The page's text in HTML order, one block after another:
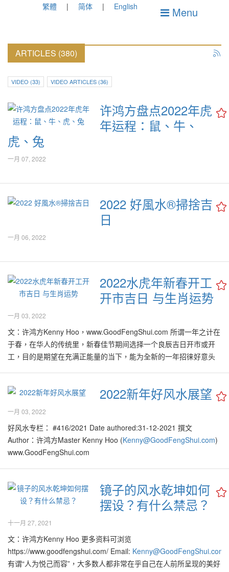
繁體 简体 English Menu
ARTICLES (380)
VIDEO (33) VIDEO ARTICLES (36)
许鸿方盘点2022年虎
年运程：鼠、牛、
虎、兔
一月 07, 2022
2022 好風水®️掃捨吉
日
一月 06, 2022
2022水虎年新春开工
开市吉日 与生肖运势
一月 03, 2022
文：许鸿方Kenny Hoo，www.GoodFengShui.com 所谓一年之计在
于春，在华人的传统里，新春佳节期间选择一个良辰吉日开市或开
工，目的是期望在充满正能量的当下，能为全新的一年招徕好意头
好风水特别挑选出一系列的虎年开工旺日与吉时，供大家开市或开
点（辰时）早上9点至11点 （巳时） 07-2-2022 正月初七日(一) (肖
鸡忌用)最佳时段： 早上9点至11点（巳时）上午11点至下午1点
（午时） 08-2-2022 正月初八日(二) (肖狗忌用)最佳时段： 早上9点
至11点（巳时）傍晚5点至7点（酉时） 10-2-2022 正月初十日(四)
(肖鼠忌用)最佳时段： 早上9点至11点（辰时）下午1点至3点（未
时） 14-2-2022 正月十四日(一) (肖龙忌用)最佳时段： 上午11点之
下午1点（午时）下午1点至3点（未时） 16-2-2022 正月十六日(三)
(肖马忌用)最佳时段： 早上7点至9点（辰时）下午1点至3点（未
点（辰时）早上9点之11点（巳时）下午1点至3点（未时） 22-2-
2022 正月廿二日(二) (肖鼠忌用)最佳时段： 早上9点至11点（巳
时）上午11点至下午1点（午时）傍晚5点至7点（酉时） 人生本来
就有无数能做选择的机会，就好像上述列出的各种良辰吉日，大家
2022新年好风水展望
一月 03, 2022
好风水专栏： #416/2021 Date authored:31-12-2021 撰文
Author：许鸿方Master Kenny Hoo (Kenny@GoodFengShui.com)
www.GoodFengShui.com
Authored by Master Kenny Hoo 许鸿方 著作 时光荏苒，一转眼间
即迎来2022新年！好风水集团恭贺各界在这行的一年里重振雄风、
虎虎生威！ 好风水把2022称为《明亮年 The Brighter Year》。此年
的好风水年度关键字是《明》，在此年里，我们将迎来在各个领域
里许多更好的新机会与新机遇，各行各业皆百花齐放。在此年里，
普罗大众的目光也比较明亮与尖锐了！有更多的人能够更加看透一
切那些装神弄鬼、混淆视听、鱼目混珠、滥竽充数的人。因此在此
镜子的风水乾坤如何
摆设？有什么禁忌？
十一月 27, 2021
文：许鸿方Kenny Hoo 更多资料可浏览
https://www.goodfengshui.com/ Email: Kenny@GoodFengShui.com
有谓“人为悦己而容”，大多数人都非常在乎自己在人前所呈现的美好